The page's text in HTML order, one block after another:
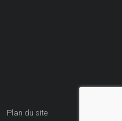
Plan du site